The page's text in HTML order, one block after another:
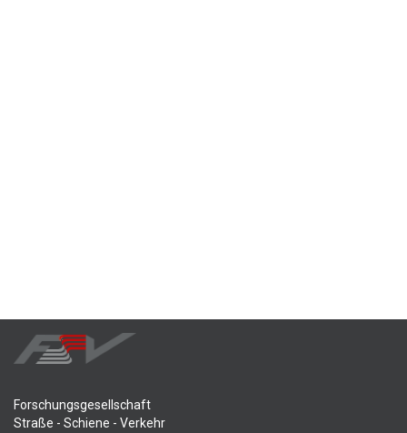
Forschungsgesellschaft
Straße - Schiene - Verkehr